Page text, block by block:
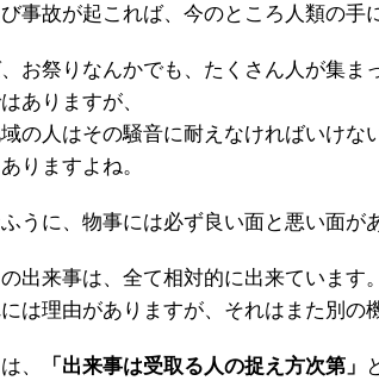
事故が起これば、今のところ人類の手
お祭りなんかでも、たくさん人が集ま
ありますが、
の人はその騒音に耐えなければいけ
りますよね。
うに、物事には必ず良い面と悪い面が
出来事は、全て相対的に出来ています。
には理由がありますが、それはまた別の
、 「出来事は受取る人の捉え方次第」